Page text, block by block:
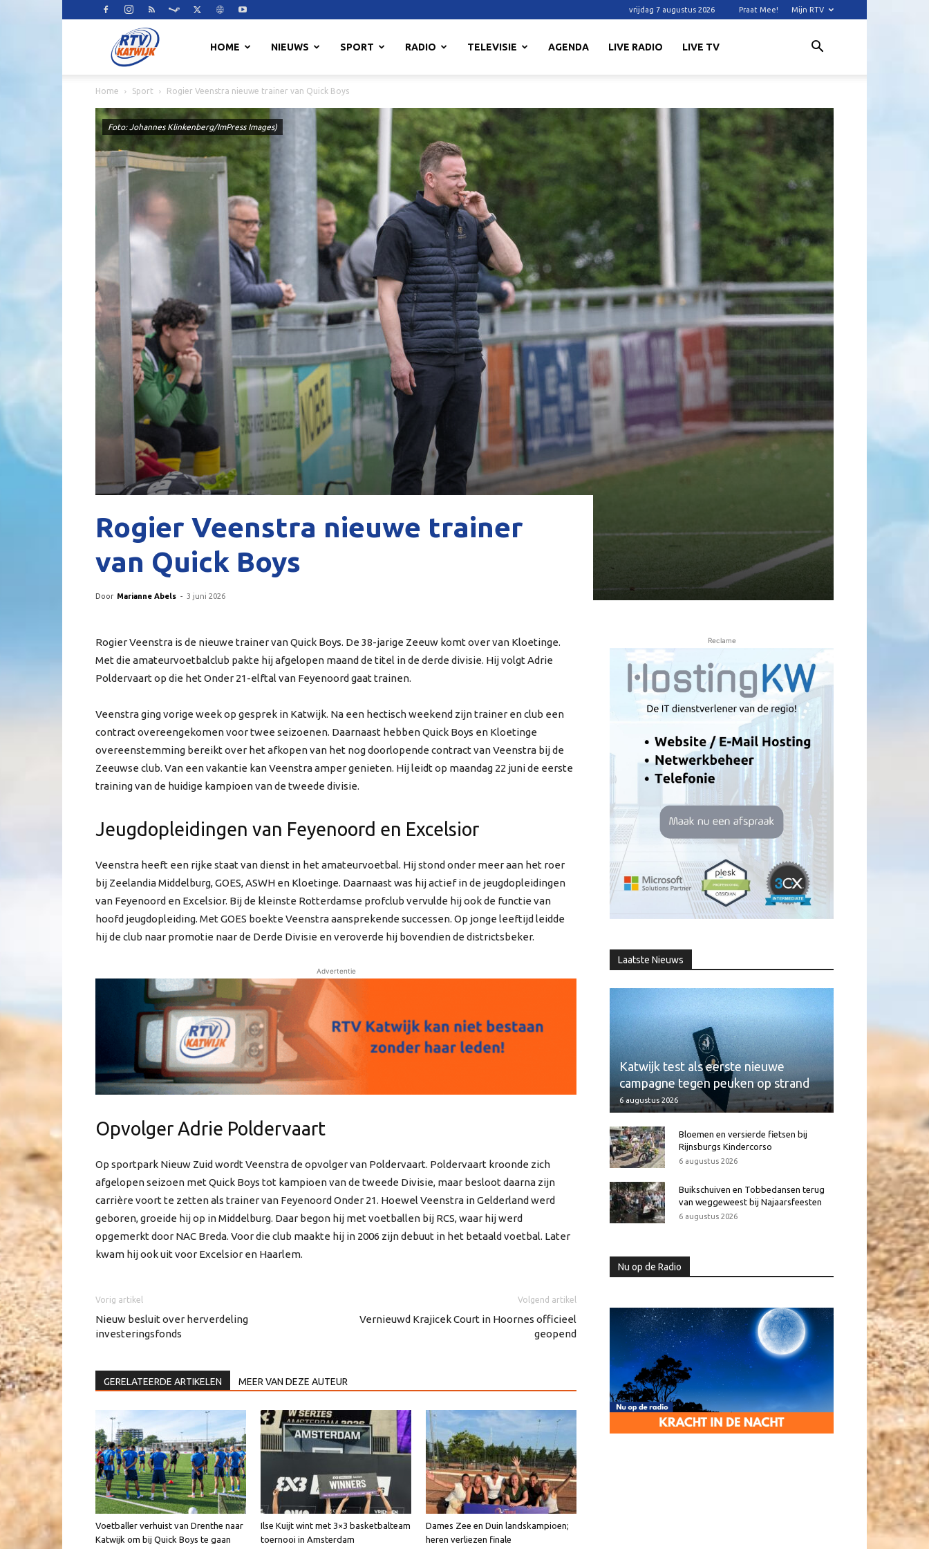
vrijdag 7 augustus 2026 Praat Mee! Mijn RTV
HOME NIEUWS SPORT RADIO TELEVISIE AGENDA LIVE RADIO LIVE TV
Home Sport Rogier Veenstra nieuwe trainer van Quick Boys
Foto: Johannes Klinkenberg/ImPress Images)
Rogier Veenstra nieuwe trainer
van Quick Boys
Door Marianne Abels - 3 juni 2026
Rogier Veenstra is de nieuwe trainer van Quick Boys. De 38-jarige Zeeuw komt over van Kloetinge.
Met die amateurvoetbalclub pakte hij afgelopen maand de titel in de derde divisie. Hij volgt Adrie
Poldervaart op die het Onder 21-elftal van Feyenoord gaat trainen.
Veenstra ging vorige week op gesprek in Katwijk. Na een hectisch weekend zijn trainer en club een
contract overeengekomen voor twee seizoenen. Daarnaast hebben Quick Boys en Kloetinge
overeenstemming bereikt over het afkopen van het nog doorlopende contract van Veenstra bij de
Zeeuwse club. Van een vakantie kan Veenstra amper genieten. Hij leidt op maandag 22 juni de eerste
training van de huidige kampioen van de tweede divisie.
Jeugdopleidingen van Feyenoord en Excelsior
Veenstra heeft een rijke staat van dienst in het amateurvoetbal. Hij stond onder meer aan het roer
bij Zeelandia Middelburg, GOES, ASWH en Kloetinge. Daarnaast was hij actief in de jeugdopleidingen
van Feyenoord en Excelsior. Bij de kleinste Rotterdamse profclub vervulde hij ook de functie van
hoofd jeugdopleiding. Met GOES boekte Veenstra aansprekende successen. Op jonge leeftijd leidde
hij de club naar promotie naar de Derde Divisie en veroverde hij bovendien de districtsbeker.
Advertentie
Opvolger Adrie Poldervaart
Op sportpark Nieuw Zuid wordt Veenstra de opvolger van Poldervaart. Poldervaart kroonde zich
afgelopen seizoen met Quick Boys tot kampioen van de tweede Divisie, maar besloot daarna zijn
carrière voort te zetten als trainer van Feyenoord Onder 21. Hoewel Veenstra in Gelderland werd
geboren, groeide hij op in Middelburg. Daar begon hij met voetballen bij RCS, waar hij werd
opgemerkt door NAC Breda. Voor die club maakte hij in 2006 zijn debuut in het betaald voetbal. Later
kwam hij ook uit voor Excelsior en Haarlem.
Vorig artikel
Nieuw besluit over herverdeling
investeringsfonds
Volgend artikel
Vernieuwd Krajicek Court in Hoornes officieel
geopend
GERELATEERDE ARTIKELEN MEER VAN DEZE AUTEUR
Voetballer verhuist van Drenthe naar
Katwijk om bij Quick Boys te gaan
Ilse Kuijt wint met 3×3 basketbalteam
toernooi in Amsterdam
Dames Zee en Duin landskampioen;
heren verliezen finale
Reclame
Laatste Nieuws
Katwijk test als eerste nieuwe
campagne tegen peuken op strand
6 augustus 2026
Bloemen en versierde fietsen bij
Rijnsburgs Kindercorso
6 augustus 2026
Buikschuiven en Tobbedansen terug
van weggeweest bij Najaarsfeesten
6 augustus 2026
Nu op de Radio